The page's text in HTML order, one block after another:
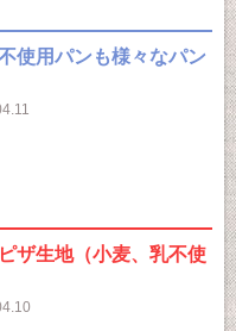
使用パンも様々なパン
ザ生地（小麦、乳不使